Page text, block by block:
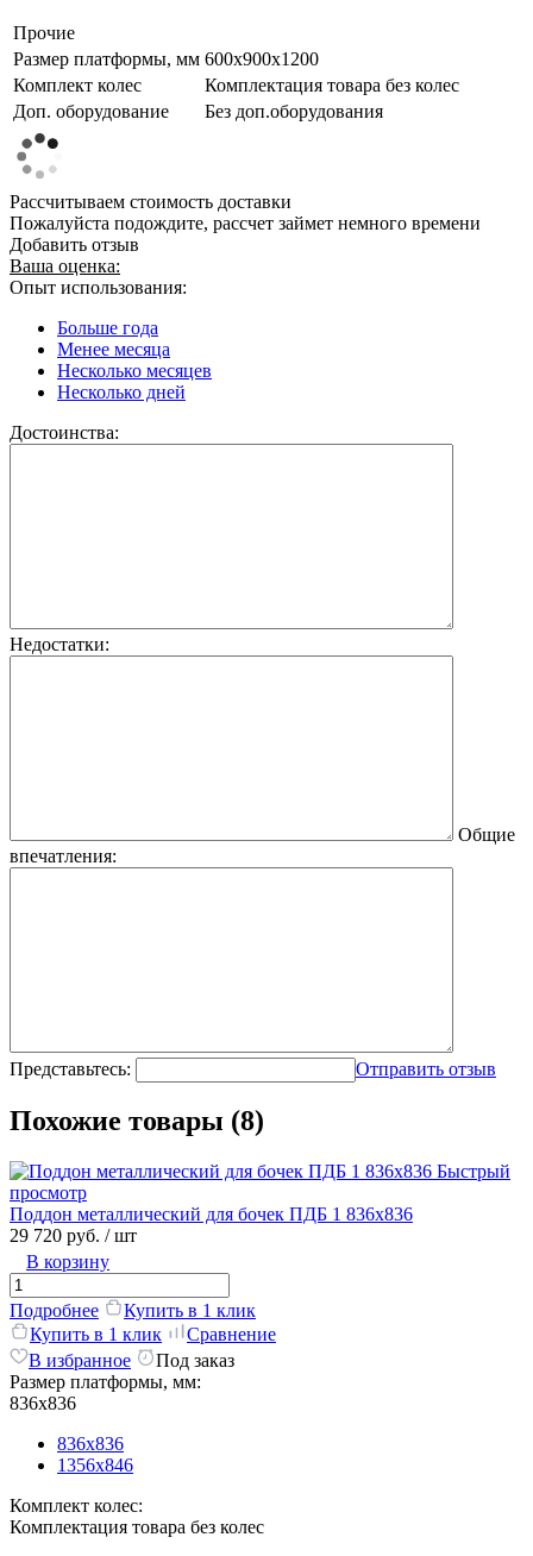
Прочие
Размер платформы, мм 600х900х1200
Комплект колес
Комплектация товара без колес
Доп. оборудование
Без доп.оборудования
Рассчитываем стоимость доставки
Пожалуйста подождите, рассчет займет немного времени
Добавить отзыв
Ваша оценка:
Опыт использования:
Больше года
Менее месяца
Несколько месяцев
Несколько дней
Достоинства:
Недостатки:
Общие
впечатления:
Представьтесь: Отправить отзыв
Похожие товары (8)
Быстрый
просмотр
Поддон металлический для бочек ПДБ 1 836х836
29 720 руб. / шт
В корзину
Подробнее
Купить в 1 клик
Купить в 1 клик
Сравнение
В избранное
Под заказ
Размер платформы, мм:
836х836
836х836
1356х846
Комплект колес:
Комплектация товара без колес